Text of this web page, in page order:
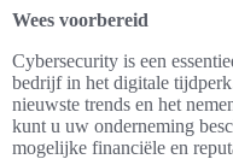
Wees voorbereid
Cybersecurity is een
bedrijf in het digitale
nieuwste trends en het
kunt u uw onderneming
mogelijke financiële en